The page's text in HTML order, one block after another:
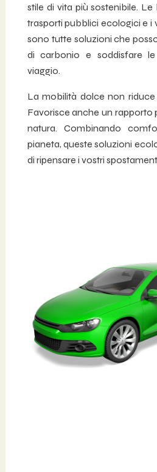
stile di vita più sostenibile.
trasporti pubblici ecologici e i
sono tutte soluzioni che
di carbonio e soddisfare
viaggio.
La mobilità dolce non riduce
Favorisce anche un rapporto
natura. Combinando
pianeta, queste soluzioni
di ripensare i vostri